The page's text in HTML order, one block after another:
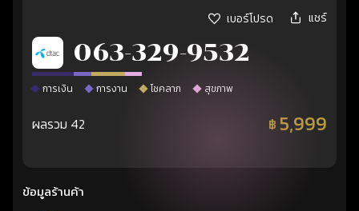
เบอร์โปรด แชร์
063-329-9532
การเงิน การงาน โชคลาภ สุขภาพ
ผลรวม 42 ฿ 5,999
ข้อมูลร้านค้า